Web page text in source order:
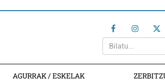
AGURRAK / ESKELAK